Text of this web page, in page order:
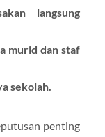
langsung
murid dan staf
sekolah.
penting